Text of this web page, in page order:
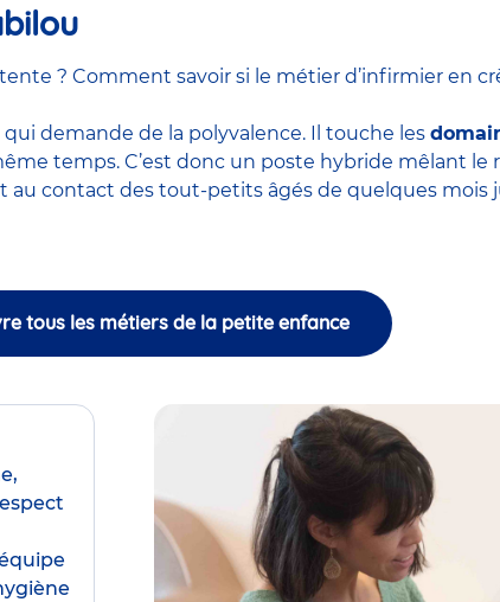
? Comment savoir si le métier d’infirmier en
demande de la polyvalence. Il touche les
temps. C’est donc un poste hybride mêlant le
contact des tout-petits âgés de quelques mois
tous les métiers de la petite enfance